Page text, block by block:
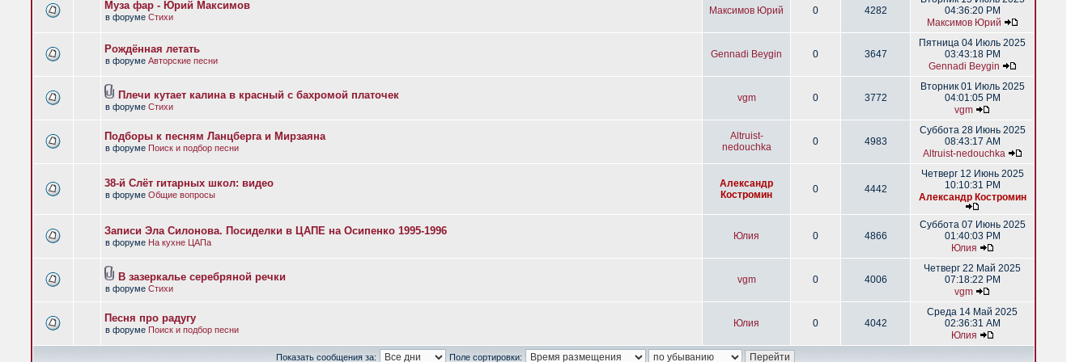
Муза фар - Юрий Максимов
в форуме Стихи
Максимов Юрий 0 4282
04:36:20 PM
Максимов Юрий
Рождённая летать
в форуме Авторские песни
Gennadi Beygin 0 3647
Пятница 04 Июль 2025
03:43:18 PM
Gennadi Beygin
Плечи кутает калина в красный с бахромой платочек
в форуме Стихи
vgm 0 3772
Вторник 01 Июль 2025
04:01:05 PM
vgm
Подборы к песням Ланцберга и Мирзаяна
в форуме Поиск и подбор песни
Altruist-
nedouchka
0 4983
Суббота 28 Июнь 2025
08:43:17 AM
Altruist-nedouchka
38-й Слёт гитарных школ: видео
в форуме Общие вопросы
Александр
Костромин
0 4442
Четверг 12 Июнь 2025
10:10:31 PM
Александр Костромин
Записи Эла Силонова. Посиделки в ЦАПЕ на Осипенко 1995-1996
в форуме На кухне ЦАПа
Юлия 0 4866
Суббота 07 Июнь 2025
01:40:03 PM
Юлия
В зазеркалье серебряной речки
в форуме Стихи
vgm 0 4006
Четверг 22 Май 2025
07:18:22 PM
vgm
Песня про радугу
в форуме Поиск и подбор песни
Юлия 0 4042
Среда 14 Май 2025
02:36:31 AM
Юлия
Показать сообщения за: Поле сортировки: